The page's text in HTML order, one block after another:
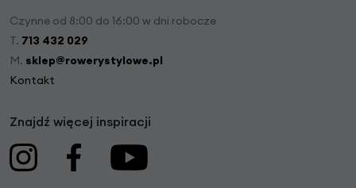
Czynne od 8:00 do 16:00 w dni robocze
T. 713 432 029
M. sklep@rowerystylowe.pl
Kontakt
Znajdź więcej inspiracji